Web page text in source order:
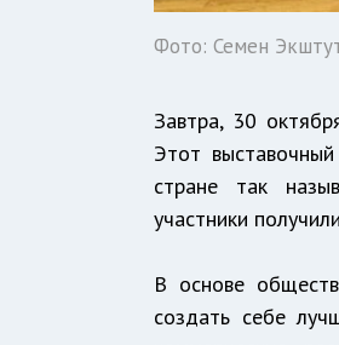
Фото: Семен
Завтра, 30
Этот
стране так
участники
В основе
создать себе